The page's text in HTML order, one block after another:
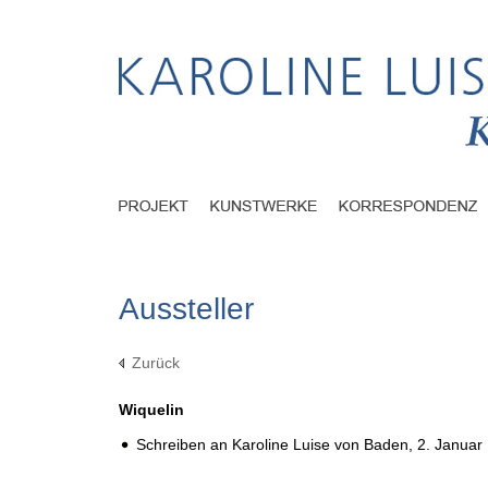
Aussteller
Zurück
Wiquelin
Schreiben an Karoline Luise von Baden, 2. Januar